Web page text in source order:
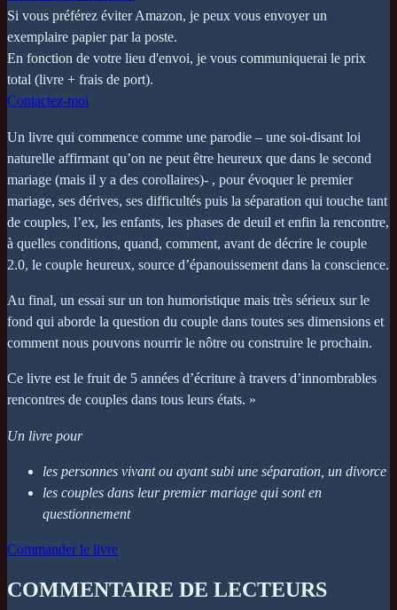
Si vous préférez éviter Amazon, je peux vous envoyer un
exemplaire papier par la poste.
En fonction de votre lieu d'envoi, je vous communiquerai le prix
total (livre + frais de port).
Contactez-moi
Un livre qui commence comme une parodie – une soi-disant loi
naturelle affirmant qu’on ne peut être heureux que dans le second
mariage (mais il y a des corollaires)- , pour évoquer le premier
mariage, ses dérives, ses difficultés puis la séparation qui touche tant
de couples, l’ex, les enfants, les phases de deuil et enfin la rencontre,
à quelles conditions, quand, comment, avant de décrire le couple
2.0, le couple heureux, source d’épanouissement dans la conscience.
Au final, un essai sur un ton humoristique mais très sérieux sur le
fond qui aborde la question du couple dans toutes ses dimensions et
comment nous pouvons nourrir le nôtre ou construire le prochain.
Ce livre est le fruit de 5 années d’écriture à travers d’innombrables
rencontres de couples dans tous leurs états. »
Un livre pour
les personnes vivant ou ayant subi une séparation, un divorce
les couples dans leur premier mariage qui sont en
questionnement
Commander le livre
COMMENTAIRE DE LECTEURS